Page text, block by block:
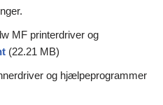
MF printerdriver og
(22.21 MB)
og hjælpeprogrammer